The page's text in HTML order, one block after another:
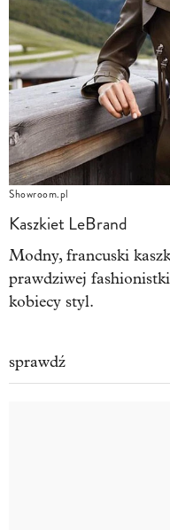
Showroom.pl
Kaszkiet LeBrand
Modny, francuski
prawdziwej
kobiecy styl.
sprawdź